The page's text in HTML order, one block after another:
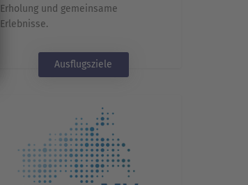
Erholung und gemeinsame
Erlebnisse.
Ausflugsziele